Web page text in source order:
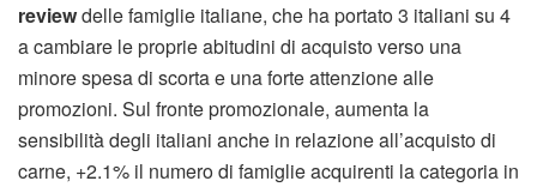
reviewdelle famiglie italiane, che ha portato 3 italiani su 4
a cambiare le proprie abitudini di acquisto verso una
minore spesa di scorta e una forte attenzione alle
promozioni. Sul fronte promozionale, aumenta la
sensibilità degli italiani anche in relazione all’acquisto di
carne, +2.1% il numero di famiglie acquirenti la categoria in